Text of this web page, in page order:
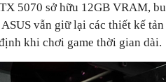
5070 sở hữu 12GB VRAM,
ASUS vẫn giữ lại các thiết kế
khi chơi game thời gian dài.